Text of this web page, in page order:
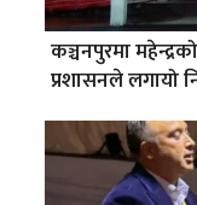
कञ्चनपुरमा
प्रशासनले लगायो